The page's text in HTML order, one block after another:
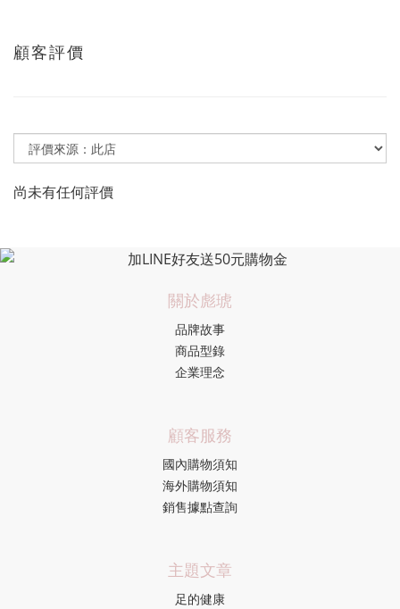
顧客評價
尚未有任何評價
關於彪琥
品牌故事
商品型錄
企業理念
顧客服務
國內購物須知
海外購物須知
銷售據點查詢
主題文章
足的健康